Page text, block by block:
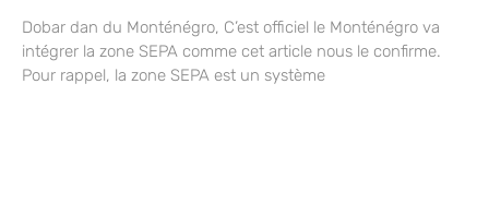
Dobar dan du Monténégro, C’est officiel le Monténégro va
intégrer la zone SEPA comme cet article nous le confirme.
Pour rappel, la zone SEPA est un système